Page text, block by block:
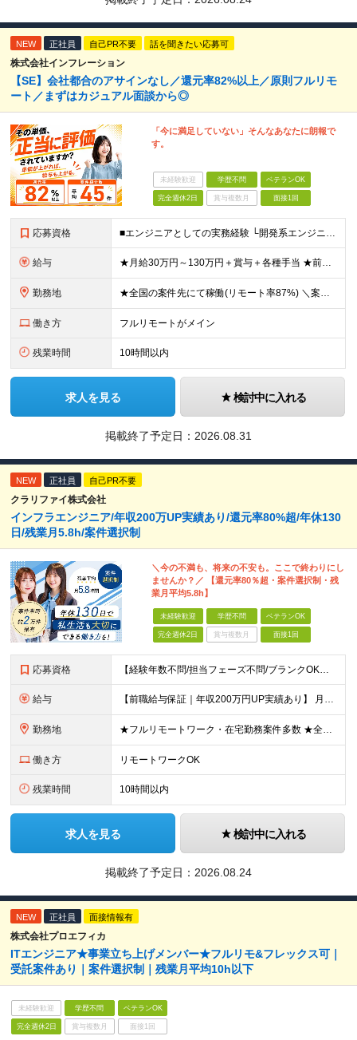
NEW 正社員 自己PR不要 話を聞きたい応募可
株式会社インフレーション
【SE】会社都合のアサインなし／還元率82%以上／原則フルリモ
ート／まずはカジュアル面談から◎
「今に満足していない」そんなあなたに朗報で
す。
未経験歓迎 学歴不問 ベテランOK
完全週休2日 賞与複数月 面接1回
応募資格 ■エンジニアとしての実務経験 └開発系エンジニア／サーバ／NWの設計・構築や運用・保守／テクサポ経験／Web系 等 ◎学歴・ブランク・転職回数不問。20代、30代、40代が幅広く活躍中！ ◎選考はW
給与 ★月給30万円～130万円＋賞与＋各種手当 ★前職給与保証 ※給与は案件単価に完全連動 ※案件の契約内容や昇給、賞与額はすべて開示いたします。 ※上記給与には、月30時間の固定残業代（57,143円
勤務地 ★全国の案件先にて稼働(リモート率87%) ＼案件は「100%選択制」なので、理想の働き方が可能！／ ＼＼フルリモート・ハイブリッド・フル出社から選択可能です／／ ※事務作業／帰社日はありません
働き方 フルリモートがメイン
残業時間 10時間以内
求人を見る 検討中に入れる
掲載終了予定日： 2026.08.31
NEW 正社員 自己PR不要
クラリファイ株式会社
インフラエンジニア/年収200万UP実績あり/還元率80%超/年休130
日/残業月5.8h/案件選択制
＼今の不満も、将来の不安も。ここで終わりにし
ませんか？／ 【還元率80％超・案件選択制・残
業月平均5.8h】
未経験歓迎 学歴不問 ベテランOK
完全週休2日 賞与複数月 面接1回
応募資格 【経験年数不問/担当フェーズ不問/ブランクOK】 ◆何らかのインフラ経験がある方（（3ヶ月以上でOK！） ◎業種未経験歓迎！ ◎学歴不問 ◎20代～50代まで幅広く活躍中！ ◎人柄重視の採用です♪
給与 【前職給与保証｜年収200万円UP実績あり】 月給35万円～103万円 ＜年収アップ事例＞ エンジニア：入社1年目 経験3年 月給46万円（諸手当含めず）※前職から月給16万円アップ エンジニア
勤務地 ★フルリモートワーク・在宅勤務案件多数 ★全国各地にプロジェクトあり ★希望を考慮・転居を伴う転勤は無し・在宅ワークOK ★東京・大阪に加えて、2023年1月に札幌・名古屋・福岡OPEN！ 【本社
働き方 リモートワークOK
残業時間 10時間以内
求人を見る 検討中に入れる
掲載終了予定日： 2026.08.24
NEW 正社員 面接情報有
株式会社プロエフィカ
ITエンジニア★事業立ち上げメンバー★フルリモ&フレックス可｜
受託案件あり｜案件選択制｜残業月平均10h以下
未経験歓迎 学歴不問 ベテランOK
完全週休2日 賞与複数月 面接1回